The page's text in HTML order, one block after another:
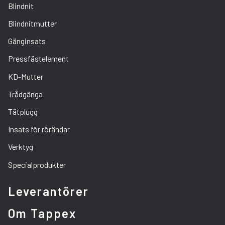
Blindnit
Blindnitmutter
Gänginsats
Pressfästelement
KD-Mutter
Trådgänga
Tätplugg
Insats för rörändar
Verktyg
Specialprodukter
Leverantörer
Om Tappex